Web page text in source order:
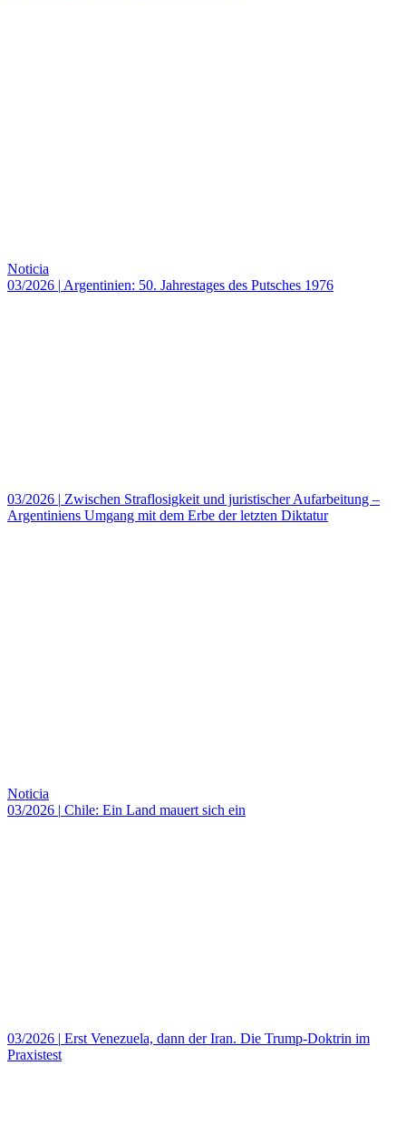
Noticia
03/2026 | Argentinien: 50. Jahrestages des Putsches 1976
03/2026 | Zwischen Straflosigkeit und juristischer Aufarbeitung –
Argentiniens Umgang mit dem Erbe der letzten Diktatur
Noticia
03/2026 | Chile: Ein Land mauert sich ein
03/2026 | Erst Venezuela, dann der Iran. Die Trump-Doktrin im
Praxistest